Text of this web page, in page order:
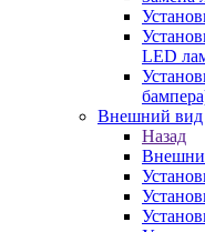
LED
Внешний вид
Назад